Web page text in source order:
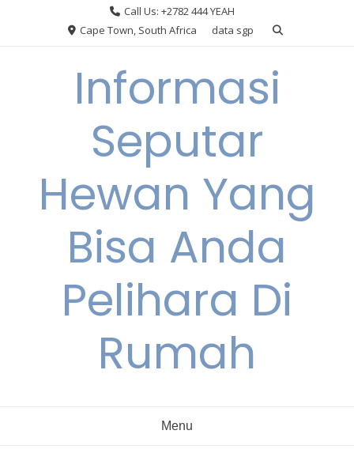
Call Us: +2782 444 YEAH
Cape Town, South Africa
data sgp
Informasi
Seputar
Hewan Yang
Bisa Anda
Pelihara Di
Rumah
Menu